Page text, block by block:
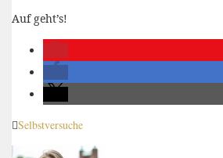
Auf geht’s!
Selbstversuche